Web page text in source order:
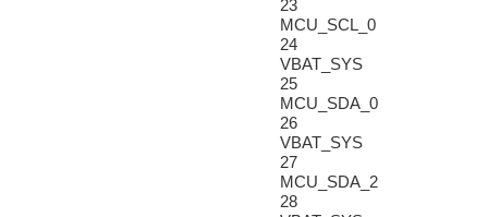
23
MCU_SCL_0
24
VBAT_SYS
25
MCU_SDA_0
26
VBAT_SYS
27
MCU_SDA_2
28